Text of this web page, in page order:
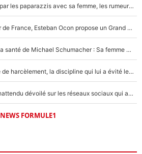
F1 : Charles Leclerc surpris par les paparazzis avec sa femme, les rumeurs étaient vraies !
Comme pour le final du Tour de France, Esteban Ocon propose un Grand Prix de Formule 1 à Paris : «Autour de l’Arc de Triomphe, ce serait génial» !
Nouvelle rumeur autour de la santé de Michael Schumacher : Sa femme Corinna sort du silence
F1 - Lewis Hamilton victime de harcèlement, la discipline qui lui a évité le pire : «J'aurais probablement mal tourné»
Lewis Hamilton : Le talent inattendu dévoilé sur les réseaux sociaux qui a impressionné Kim Kardashian pendant leurs vacances en amoureux !
NEWS FORMULE1